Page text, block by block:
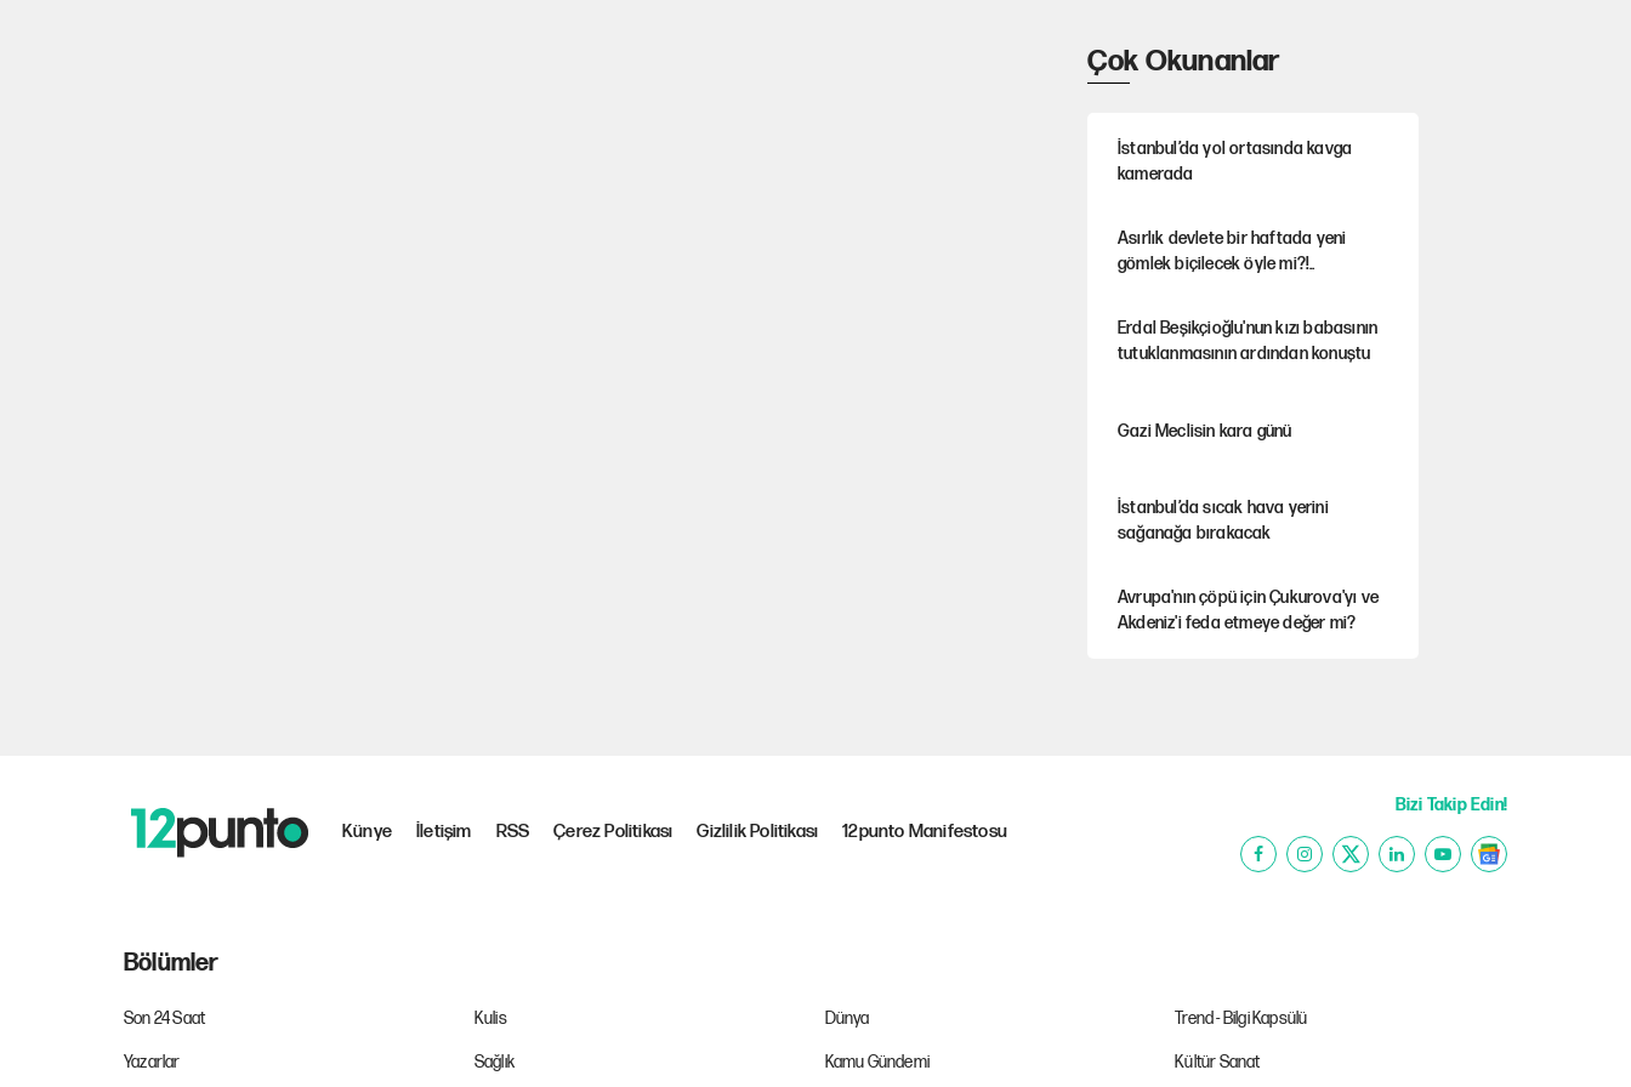
Çok Okunanlar
İstanbul’da yol ortasında kavga
kamerada
Asırlık devlete bir haftada yeni
gömlek biçilecek öyle mi?!..
Erdal Beşikçioğlu'nun kızı babasının
tutuklanmasının ardından konuştu
Gazi Meclisin kara günü
İstanbul’da sıcak hava yerini
sağanağa bırakacak
Avrupa'nın çöpü için Çukurova'yı ve
Akdeniz'i feda etmeye değer mi?
Karadeniz’de dron saldırısına uğrayan
Künye İletişim RSS Çerez Politikası Gizlilik Politikası 12punto Manifestosu
Bizi Takip Edin!
Bölümler
Son 24 Saat Kulis Dünya Trend - Bilgi Kapsülü
Yazarlar Sağlık Kamu Gündemi Kültür Sanat